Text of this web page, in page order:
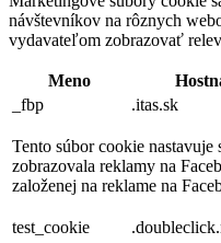
návštevníkov na rôznych
vydavateľom zobrazovať
Meno
_fbp
.itas.sk
Tento súbor cookie
zobrazovala reklamy na
založenej na reklame na
test_cookie